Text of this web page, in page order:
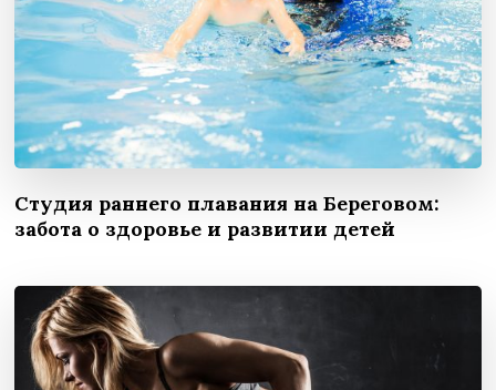
Студия раннего плавания на Береговом:
забота о здоровье и развитии детей